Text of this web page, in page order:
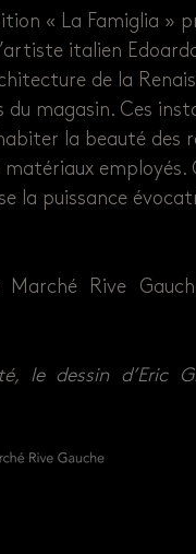
« La Famiglia »
italien
de la
du magasin. Ces
la beauté des
la puissance
Rive
le dessin d’Eric